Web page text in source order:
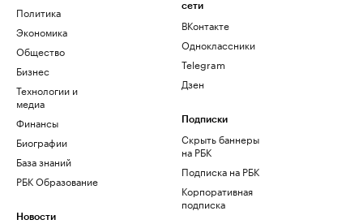
Политика
Экономика
Общество
Бизнес
Технологии и
медиа
Финансы
Биографии
База знаний
РБК Образование
Новости
сети
ВКонтакте
Одноклассники
Telegram
Дзен
Подписки
Скрыть баннеры
на РБК
Подписка на РБК
Корпоративная
подписка